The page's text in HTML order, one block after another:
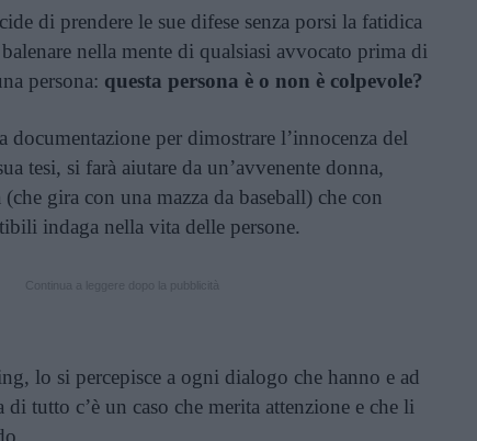
di prendere le sue difese senza porsi la fatidica
nella mente di qualsiasi avvocato prima di
persona: questa persona è o non è colpevole?
documentazione per dimostrare l’innocenza del
tesi, si farà aiutare da un’avvenente donna,
gira con una mazza da baseball) che con
indaga nella vita delle persone.
lo si percepisce a ogni dialogo che hanno e ad
tutto c’è un caso che merita attenzione e che li